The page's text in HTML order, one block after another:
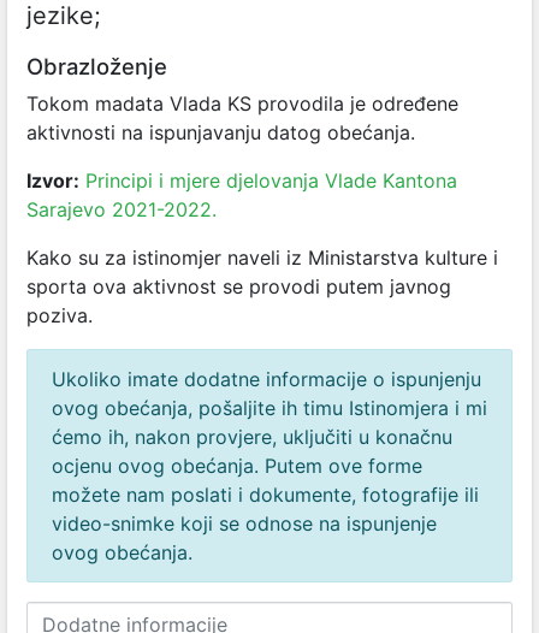
jezike;
Obrazloženje
Tokom madata Vlada KS provodila je određene
aktivnosti na ispunjavanju datog obećanja.
Izvor: Principi i mjere djelovanja Vlade Kantona
Sarajevo 2021-2022.
Kako su za istinomjer naveli iz Ministarstva kulture i
sporta ova aktivnost se provodi putem javnog
poziva.
Ukoliko imate dodatne informacije o ispunjenju
ovog obećanja, pošaljite ih timu Istinomjera i mi
ćemo ih, nakon provjere, uključiti u konačnu
ocjenu ovog obećanja. Putem ove forme
možete nam poslati i dokumente, fotografije ili
video-snimke koji se odnose na ispunjenje
ovog obećanja.